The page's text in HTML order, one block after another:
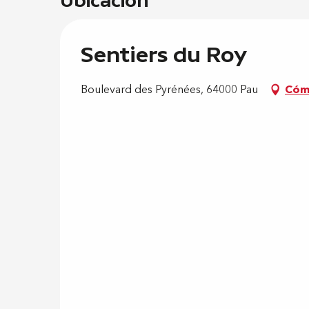
Sentiers du Roy
Boulevard des Pyrénées, 64000 Pau